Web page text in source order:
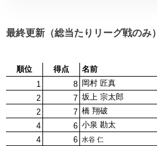
最終更新（総当たりリーグ戦のみ）